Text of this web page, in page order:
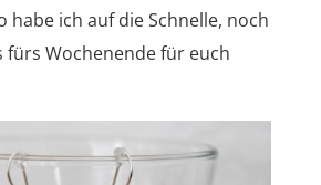
habe ich auf die Schnelle, noch
fürs Wochenende für euch